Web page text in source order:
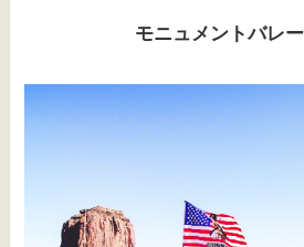
モニュメントバレ